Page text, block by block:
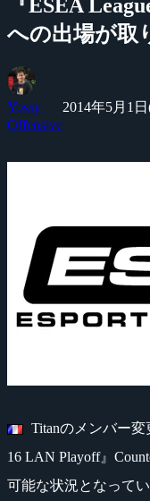
『ESEA
への出場が取
Yossy 2014年5月1
Offensive
Titanのメンバー変
16 LAN Playoff』
可能な状況となって